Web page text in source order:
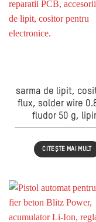
sarma de lipit,
flux, solder wire
fludor 50 g,
electronica,
PCB, accesorii
lipit, cositor
CITEȘTE MAI MULT